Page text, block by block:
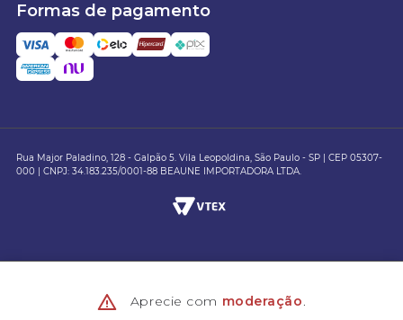
Formas de pagamento
Rua Major Paladino, 128 - Galpão 5. Vila Leopoldina, São Paulo - SP | CEP 05307-
000 | CNPJ: 34.183.235/0001-88 BEAUNE IMPORTADORA LTDA.
Aprecie com moderação.